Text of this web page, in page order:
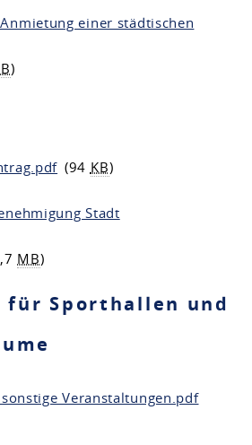
einer städtischen
)
(94 KB)
Stadt
MB)
Sporthallen und
Veranstaltungen.pdf